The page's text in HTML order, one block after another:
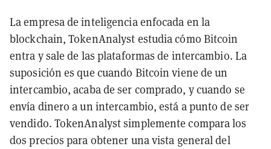
La empresa de inteligencia enfocada en la
blockchain, TokenAnalyst estudia cómo Bitcoin
entra y sale de las plataformas de intercambio. La
suposición es que cuando Bitcoin viene de un
intercambio, acaba de ser comprado, y cuando se
envía dinero a un intercambio, está a punto de ser
vendido. TokenAnalyst simplemente compara los
dos precios para obtener una vista general del